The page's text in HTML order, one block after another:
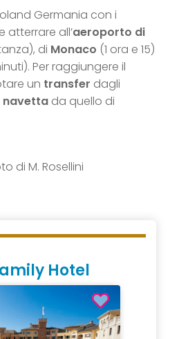
Germania con i
atterrare all’aeroporto di
di Monaco (1 ora e 15)
Per raggiungere il
un transfer dagli
navetta da quello di
di M. Rosellini
Hotel